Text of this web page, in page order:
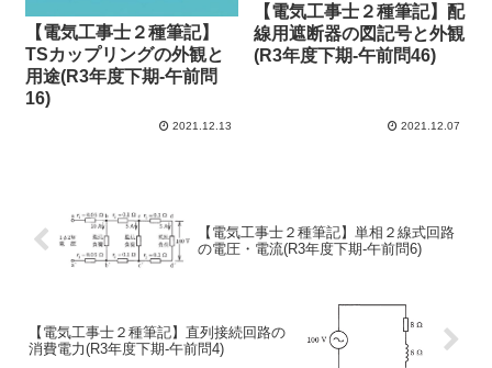
【電気工事士２種筆記】
TSカップリングの外観と
用途(R3年度下期-午前問
16)
2021.12.13
【電気工事士２種筆記】配
線用遮断器の図記号と外観
(R3年度下期-午前問46)
2021.12.07
【電気工事士２種筆記】単相２線式回路
の電圧・電流(R3年度下期-午前問6)
【電気工事士２種筆記】直列接続回路の
消費電力(R3年度下期-午前問4)